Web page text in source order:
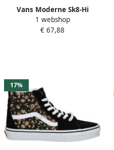
Vans Moderne Sk8-Hi
Sneakers voor nen White
1 webshop
€ 67,88
17%